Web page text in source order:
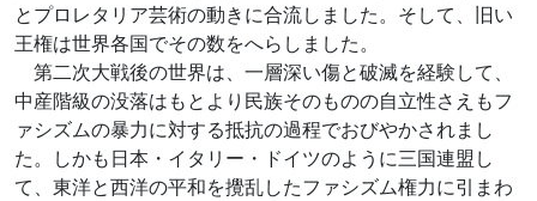
とプロレタリア芸術の動きに合流しました。そして、旧い
王権は世界各国でその数をへらしました。
第二次大戦後の世界は、一層深い傷と破滅を経験して、
中産階級の没落はもとより民族そのものの自立性さえもフ
ァシズムの暴力に対する抵抗の過程でおびやかされまし
た。しかも日本・イタリー・ドイツのように三国連盟し
て、東洋と西洋の平和を攪乱したファシズム権力に引まわ